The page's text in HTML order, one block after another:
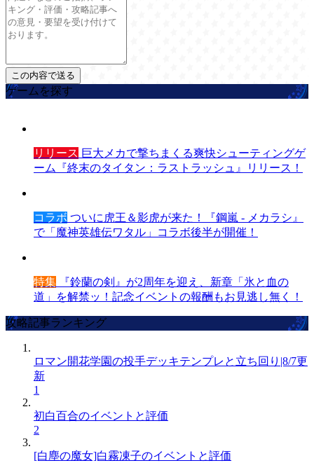
ゲームを探す
リリース 巨大メカで撃ちまくる爽快シューティングゲ
ーム『終末のタイタン：ラストラッシュ』リリース！
コラボ ついに虎王＆影虎が来た！『鋼嵐 - メカラシ』
で「魔神英雄伝ワタル」コラボ後半が開催！
特集 『鈴蘭の剣』が2周年を迎え、新章「氷と血の
道」を解禁ッ！記念イベントの報酬もお見逃し無く！
攻略記事ランキング
ロマン開花学園の投手デッキテンプレと立ち回り|8/7更
新
1
初白百合のイベントと評価
2
[白塵の魔女]白霧凍子のイベントと評価